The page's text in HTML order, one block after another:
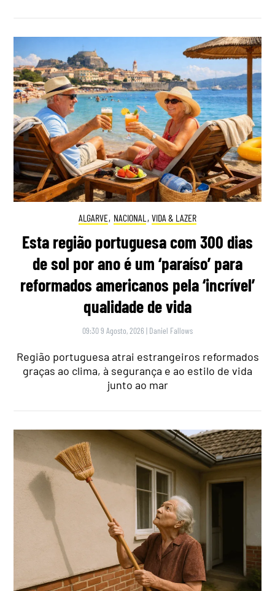
ALGARVE, NACIONAL , VIDA & LAZER
Esta região portuguesa com 300 dias
de sol por ano é um ‘paraíso’ para
reformados americanos pela ‘incrível’
qualidade de vida
09:30 9 Agosto, 2026 | Daniel Fallows
Região portuguesa atrai estrangeiros reformados
graças ao clima, à segurança e ao estilo de vida
junto ao mar